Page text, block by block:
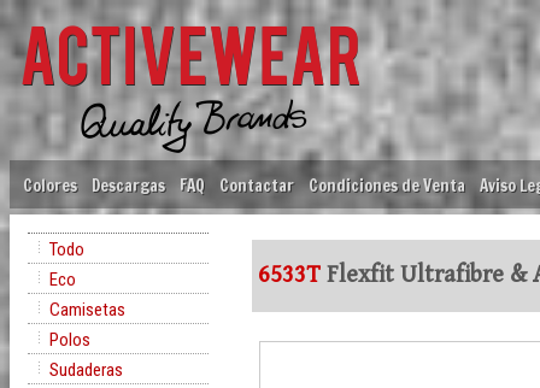
Colores Descargas FAQ Contactar Condiciones de Venta Aviso
Todo
Eco
Camisetas
Polos
Sudaderas
6533T Flexfit Ultrafibre &